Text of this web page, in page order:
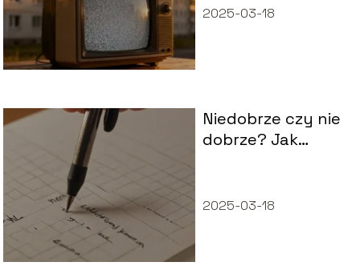
2025-03-18
Niedobrze czy nie
dobrze? Jak
2025-03-18